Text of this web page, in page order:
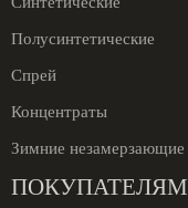
Полусинтетические
Спрей
Концентраты
Зимние незамерзающие
ПОКУПАТЕЛЯМ